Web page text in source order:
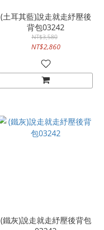
(土耳其藍)說走就走紓壓後
背包03242
NT$3,580
NT$2,860
(鐵灰)說走就走紓壓後背包